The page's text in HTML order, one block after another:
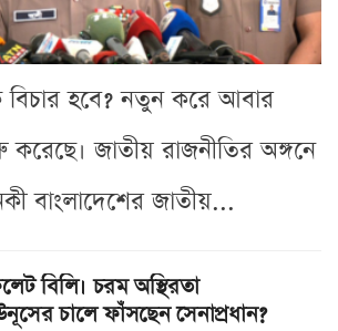
বিচার হবে? নতুন করে আবার
করেছে। জাতীয় রাজনীতির অঙ্গনে
বাংলাদেশের জাতীয়...
বিলি। চরম অস্থিরতা
চালে ফাঁসছেন সেনাপ্রধান?